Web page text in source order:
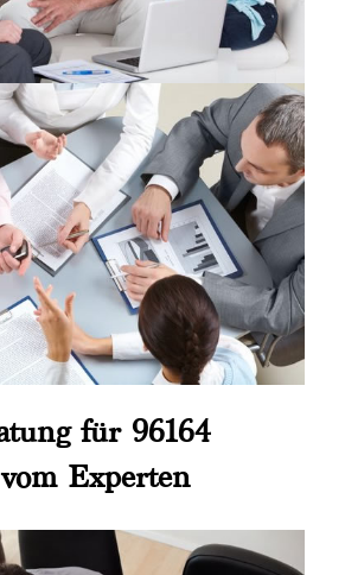
für 96164
Experten